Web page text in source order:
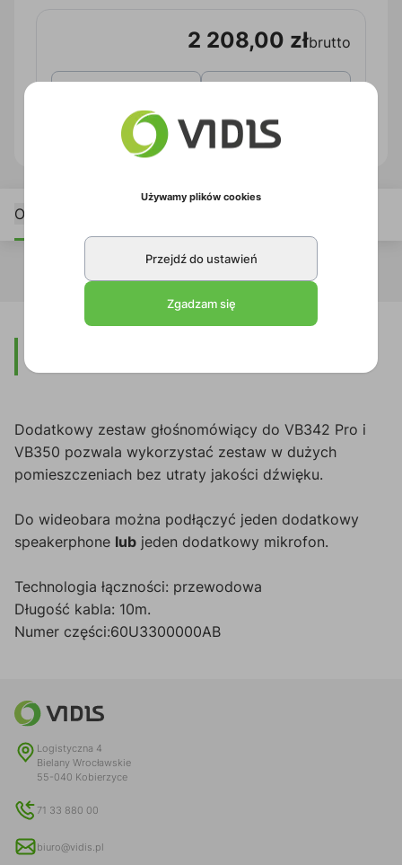
2 208,00 złbrutto
Opis
Dodatkowy zestaw głośnomówiący do VB342 Pro i
VB350 pozwala wykorzystać zestaw w dużych
pomieszczeniach bez utraty jakości dźwięku.
Do wideobara można podłączyć jeden dodatkowy
speakerphone lub jeden dodatkowy mikrofon.
Technologia łączności: przewodowa
Długość kabla: 10m.
Numer części:60U3300000AB
Logistyczna 4
Bielany Wrocławskie
55-040 Kobierzyce
71 33 880 00
biuro@vidis.pl
Używamy plików cookies
Przejdź do ustawień
Zgadzam się